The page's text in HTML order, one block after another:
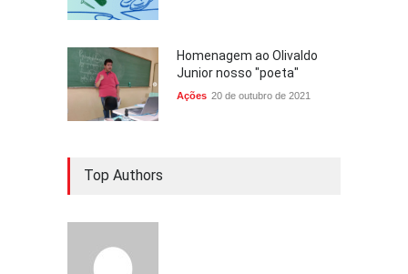
Homenagem ao Olivaldo
Junior nosso "poeta"
Ações 20 de outubro de 2021
Top Authors